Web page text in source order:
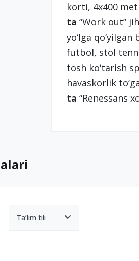
korti, 4x400
ta “Work out”
yo‘lga
futbol, stol
tosh ko‘tarish
havaskorlik
ta “Renessans
Ta’lim tili